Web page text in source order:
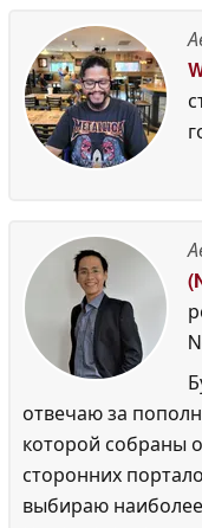
отвечаю за
которой собраны
сторонних
выбираю